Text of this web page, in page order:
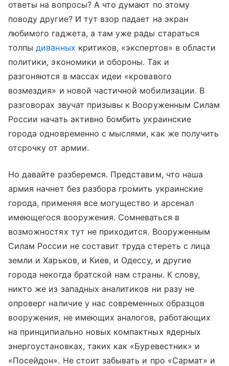
ответы на вопросы? А что думают по этому
поводу другие? И тут взор падает на экран
любимого гаджета, а там уже рады стараться
толпыдиванных критиков, «экспертов» в области
политики, экономики и обороны. Так и
разгоняются в массах идеи «кровавого
возмездия» и новой частичной мобилизации. В
разговорах звучат призывы к Вооруженным Силам
России начать активно бомбить украинские
города одновременно с мыслями, как же получить
отсрочку от армии.
Но давайте разберемся. Представим, что наша
армия начнет без разбора громить украинские
города, применяя все могущество и арсенал
имеющегося вооружения. Сомневаться в
возможностях тут не приходится. Вооруженным
Силам России не составит труда стереть с лица
земли и Харьков, и Киев, и Одессу, и другие
города некогда братской нам страны. К слову,
никто же из западных аналитиков ни разу не
опроверг наличие у нас современных образцов
вооружения, не имеющих аналогов, работающих
на принципиально новых компактных ядерных
энергоустановках, таких как «Буревестник» и
«Посейдон». Не стоит забывать и про «Сармат» и